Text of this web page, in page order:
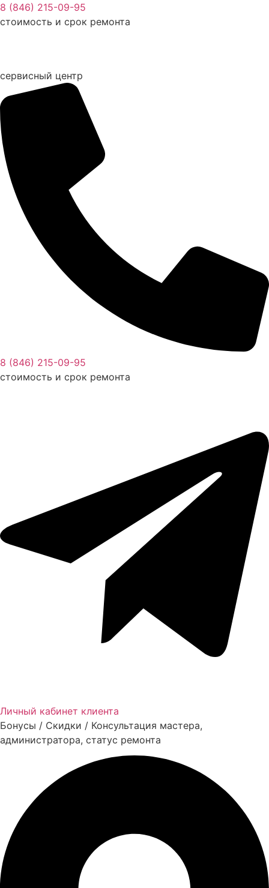
Перейти
к
8 (846) 215-09-95
стоимость и срок ремонта
сервисный центр
8 (846) 215-09-95
стоимость и срок ремонта
Личный кабинет клиента
Бонусы / Скидки / Консультация мастера,
администратора, статус ремонта